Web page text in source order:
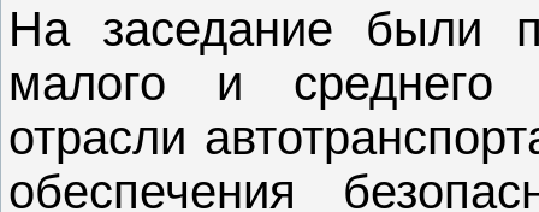
На заседание были
малого и среднего
отрасли
обеспечения